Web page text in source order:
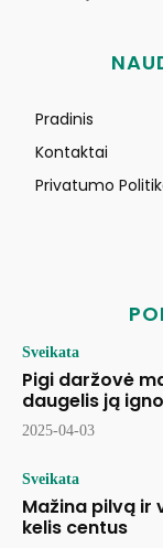
Pradinis
Kontaktai
Privatumo
Sveikata
Pigi daržovė
daugelis ją
2025-04-03
Sveikata
Mažina pilvą ir
kelis centus